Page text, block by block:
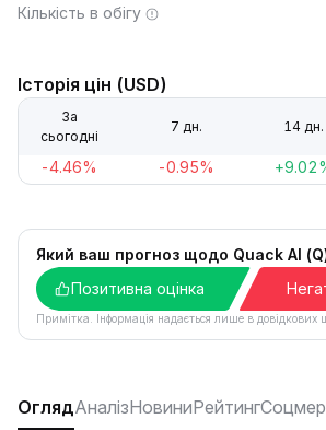
Кількість в обігу
Історія цін (USD)
За
сьогодні
7 дн. 14 дн.
-4.46% -0.95%
Який ваш прогноз щодо Quack AI
Позитивна оцінка
Примітка. Інформація надається лише в довідкових
ОглядАналізНовиниРейтинг